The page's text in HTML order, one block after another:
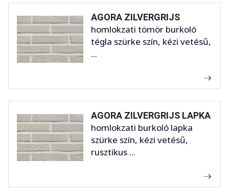
AGORA ZILVERGRIJS
homlokzati tömör burkoló
tégla szürke szín, kézi vetésű,
...
AGORA ZILVERGRIJS LAPKA
homlokzati burkoló lapka
szürke szín, kézi vetésű,
rusztikus ...